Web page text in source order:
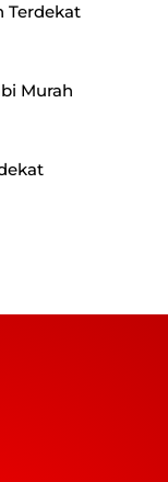
Terdekat
Murah